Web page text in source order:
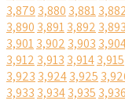
3,879 3,880 3,881
3,890 3,8913,892 3,893
3,9013,902 3,903
3,912 3,913 3,9143,915
3,923 3,9243,925
3,933 3,9343,935 3,936